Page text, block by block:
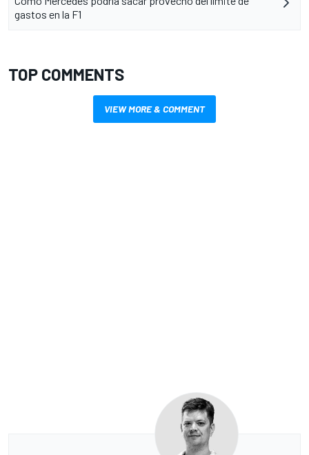
gastos en la F1
TOP COMMENTS
VIEW MORE & COMMENT